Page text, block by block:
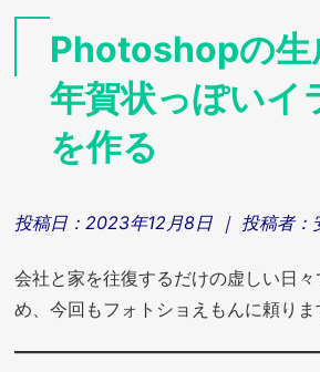
Photoshopの生
年賀状っぽいイ
を作る
投稿日：2023年12月8日 ｜ 投稿者：
会社と家を往復するだけの虚しい日
め、今回もフォトショえもんに頼りま